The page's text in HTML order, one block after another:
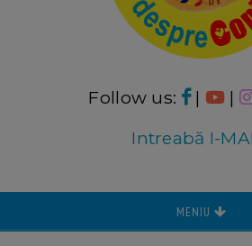
Follow us: | |
Intreabă I-
MENIU